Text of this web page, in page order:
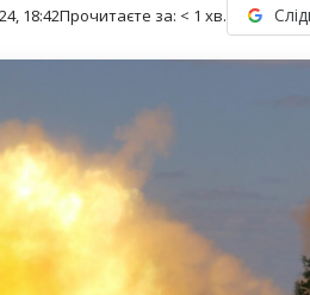
18:42Прочитаєте за: < 1 хв.